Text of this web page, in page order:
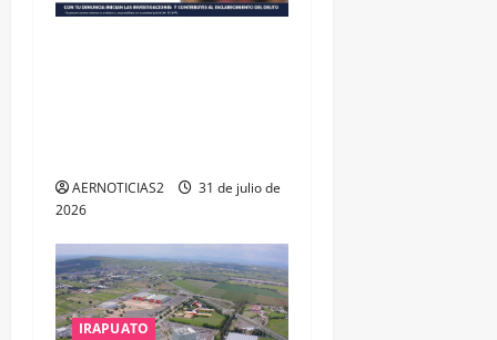
AERNOTICIAS2
31 de julio de
2026
IRAPUATO